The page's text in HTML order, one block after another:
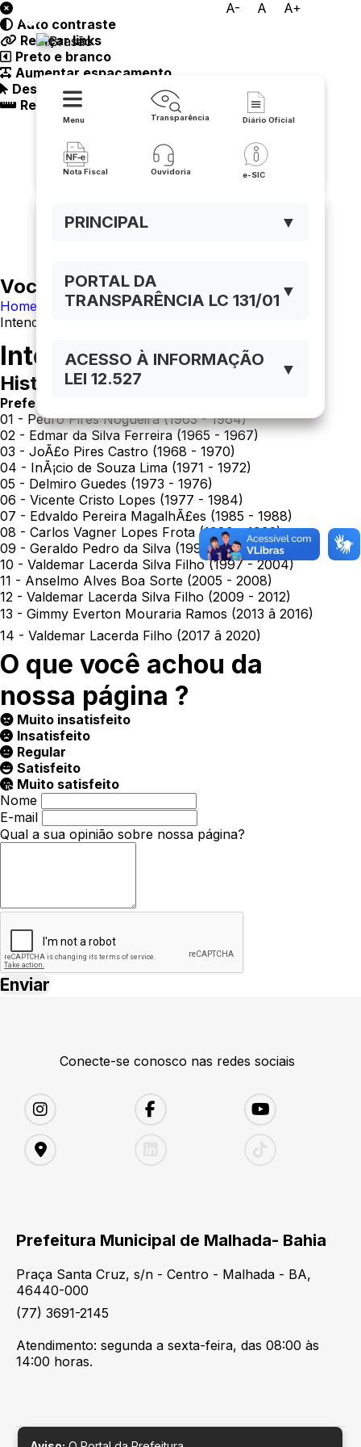
A- A A+
Menu Transparência Diário Oficial
Nota Fiscal Ouvidoria e-SIC
PRINCIPAL ▼
PORTAL DA
TRANSPARÊNCIA LC 131/01 ▼
ACESSO À INFORMAÇÃO
LEI 12.527
▼
Auto contraste
Realçar links
Preto e branco
Aumentar espaçamento
Destacando cursor
Regua guia
Você está navegando em:
Home
Intendentes E Prefeitos
Intendentes e Prefeitos
História de Malhada
Prefeitos:
01 - Pedro Pires Nogueira (1963 - 1964)
02 - Edmar da Silva Ferreira (1965 - 1967)
03 - JoÃ£o Pires Castro (1968 - 1970)
04 - InÃ¡cio de Souza Lima (1971 - 1972)
05 - Delmiro Guedes (1973 - 1976)
06 - Vicente Cristo Lopes (1977 - 1984)
07 - Edvaldo Pereira MagalhÃ£es (1985 - 1988)
08 - Carlos Vagner Lopes Frota (1989 - 1992)
09 - Geraldo Pedro da Silva (1993 - 1996)
10 - Valdemar Lacerda Silva Filho (1997 - 2004)
11 - Anselmo Alves Boa Sorte (2005 - 2008)
12 - Valdemar Lacerda Silva Filho (2009 - 2012)
13 - Gimmy Everton Mouraria Ramos (2013 â 2016)
14 - Valdemar Lacerda Filho (2017 â 2020)
O que você achou da
nossa página ?
Muito insatisfeito
Insatisfeito
Regular
Satisfeito
Muito satisfeito
Nome
E-mail
Qual a sua opinião sobre nossa página?
Conecte-se conosco nas redes sociais
Prefeitura Municipal de Malhada- Bahia
Praça Santa Cruz, s/n - Centro - Malhada - BA,
46440-000
(77) 3691-2145
Atendimento: segunda a sexta-feira, das 08:00 às
14:00 horas.